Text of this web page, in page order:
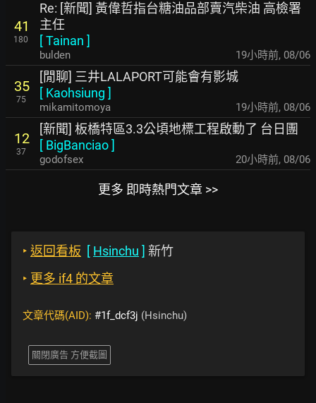
41
180
Re: [新聞] 黃偉哲指台糖油品部賣汽柴油 高檢署
主任
[Tainan ]
bulden 19小時前, 08/06
35
75
[閒聊] 三井LALAPORT可能會有影城
[ Kaohsiung ]
mikamitomoya 19小時前, 08/06
12
37
[新聞] 板橋特區3.3公頃地標工程啟動了 台日團
[ BigBanciao]
godofsex 20小時前, 08/06
更多 即時熱門文章 >>
‣ 返回看板 [ Hsinchu ] 新竹
‣ 更多 if4 的文章
文章代碼(AID): #1f_dcf3j (Hsinchu)
關閉廣告 方便截圖